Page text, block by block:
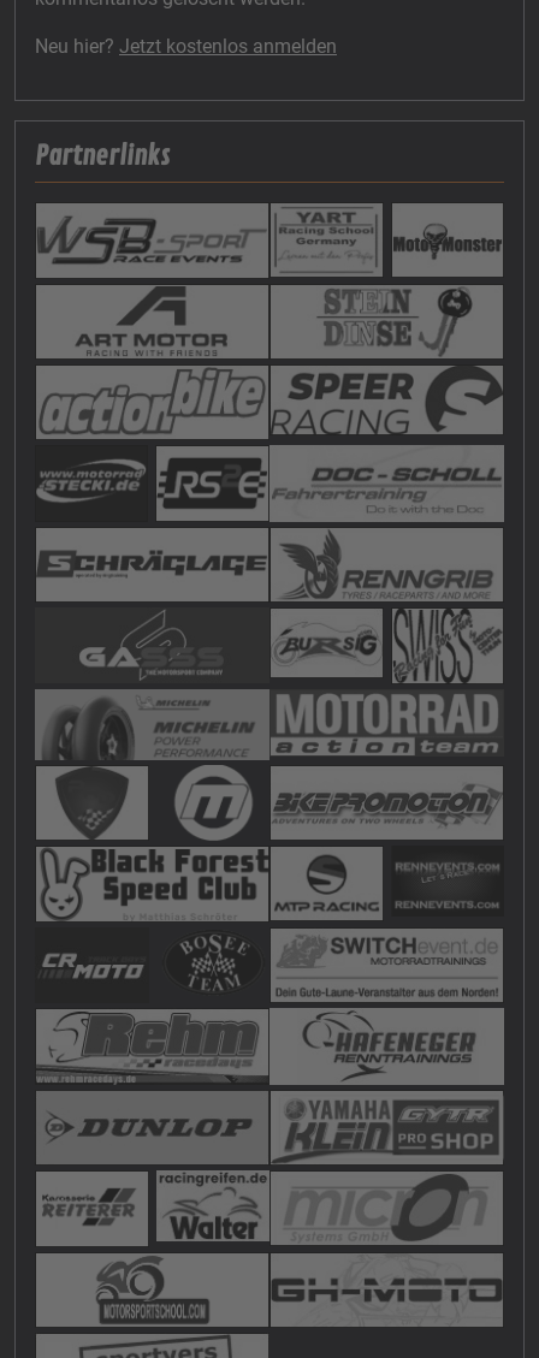
Neu hier? Jetzt kostenlos anmelden
Partnerlinks